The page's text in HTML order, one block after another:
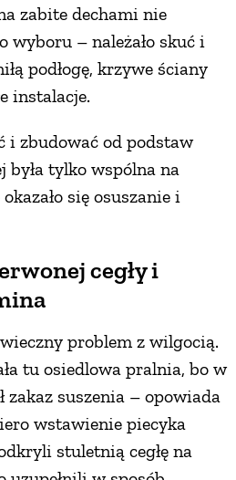
zabite dechami nie
wyboru – należało skuć i
podłogę, krzywe ściany
instalacje.
i zbudować od podstaw
była tylko wspólna na
się osuszanie i
cegły i
problem z wilgocią.
tu osiedlowa pralnia, bo w
zakaz suszenia – opowiada
wstawienie piecyka
stuletnią cegłę na